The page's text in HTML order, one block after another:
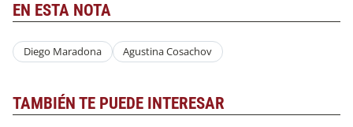
EN ESTA NOTA
Diego Maradona Agustina Cosachov
TAMBIÉN TE PUEDE INTERESAR